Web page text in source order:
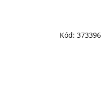
Kód: 373396